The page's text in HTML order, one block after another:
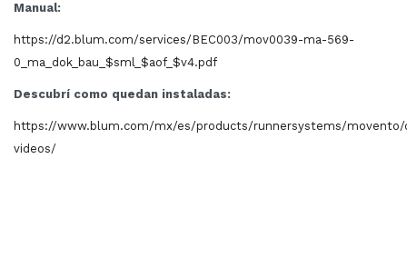
Manual:
https://d2.blum.com/services/BEC003/mov0039-ma-569-
0_ma_dok_bau_$sml_$aof_$v4.pdf
Descubrí como quedan instaladas:
https://www.blum.com/mx/es/products/runnersystems/movento/
videos/